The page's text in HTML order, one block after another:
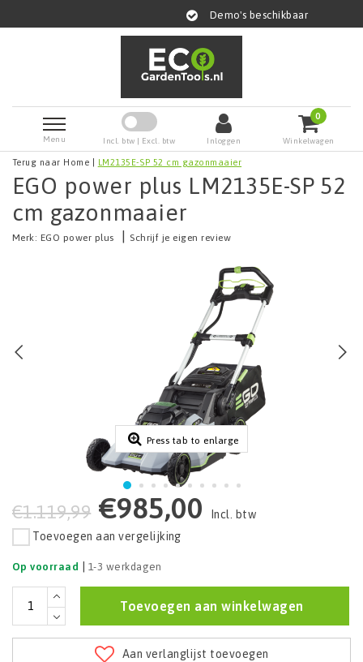
Demo's beschikbaar
Menu Incl. btw | Excl. btw Inloggen
0
Winkelwagen
Terug naar Home LM2135E-SP 52 cm gazonmaaier
EGO power plus LM2135E-SP 52
cm gazonmaaier
Merk: EGO power plus Schrijf je eigen review
Press tab to enlarge
€1.119,99 €985,00
Incl. btw
Toevoegen aan vergelijking
Op voorraad | 1-3 werkdagen
Toevoegen aan winkelwagen
Aan verlanglijst toevoegen